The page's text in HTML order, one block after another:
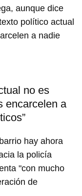
aunque dice
político actual
a nadie
no es
encarcelen a
hay ahora
la policía
"con mucho
de